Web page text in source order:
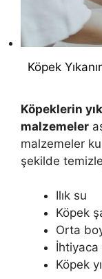
Köpek
Köpeklerin
malzemeler
malzemeler
şekilde
Ilık su
Köpek
Orta
İhtiyaca
Köpek